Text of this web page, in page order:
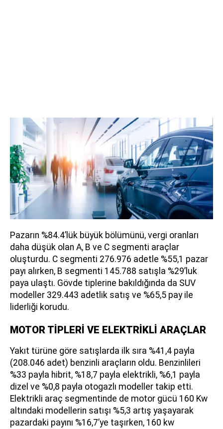
Pazarın %84.4’lük büyük bölümünü, vergi oranları
daha düşük olan A, B ve C segmenti araçlar
oluşturdu. C segmenti 276.976 adetle %55,1 pazar
payı alırken, B segmenti 145.788 satışla %29’luk
paya ulaştı. Gövde tiplerine bakıldığında da SUV
modeller 329.443 adetlik satış ve %65,5 pay ile
liderliği korudu.
MOTOR TİPLERİ VE ELEKTRİKLİ ARAÇLAR
Yakıt türüne göre satışlarda ilk sıra %41,4 payla
(208.046 adet) benzinli araçların oldu. Benzinlileri
%33 payla hibrit, %18,7 payla elektrikli, %6,1 payla
dizel ve %0,8 payla otogazlı modeller takip etti.
Elektrikli araç segmentinde de motor gücü 160 Kw
altındaki modellerin satışı %5,3 artış yaşayarak
pazardaki payını %16,7’ye taşırken, 160 kw